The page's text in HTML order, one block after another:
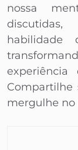
nossa
Compartilhe
mergulhe no